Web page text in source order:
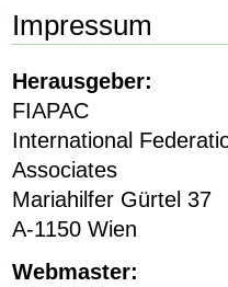
Impressum
Herausgeber:
FIAPAC
International
Associates
Mariahilfer Gürtel 37
A-1150 Wien
Webmaster: